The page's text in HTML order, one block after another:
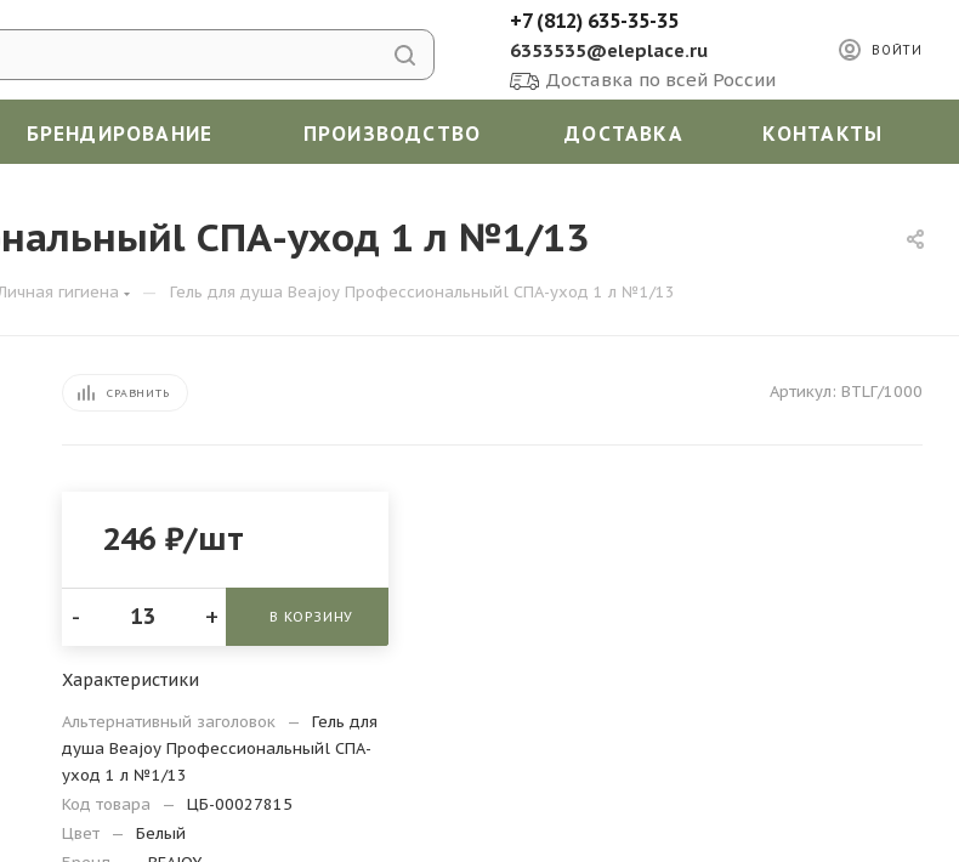
+7 (812) 635-35-35
6353535@eleplace.ru
Доставка по всей России
ВОЙТИ
БРЕНДИРОВАНИЕ ПРОИЗВОДСТВО ДОСТАВКА КОНТАКТЫ
СПА-уход 1 л №1/13
гигиена — Гель для душа Beajoy Профессиональныйl СПА-уход 1 л №1/13
СРАВНИТЬ Артикул: BTLГ/1000
246 ₽/шт
- + В КОРЗИНУ
Характеристики
Альтернативный заголовок —
Гель для
душа Beajoy Профессиональныйl СПА-
уход 1 л №1/13
Код товара
—
ЦБ-00027815
Цвет
—
Белый